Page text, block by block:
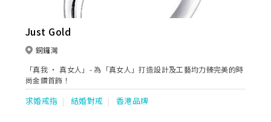
Just Gold
銅鑼灣
「真我 ‧ 真女人」- 為「真女人」打造設計及工藝均力臻完美的時
尚金鑽首飾！
求婚戒指 結婚對戒 香港品牌